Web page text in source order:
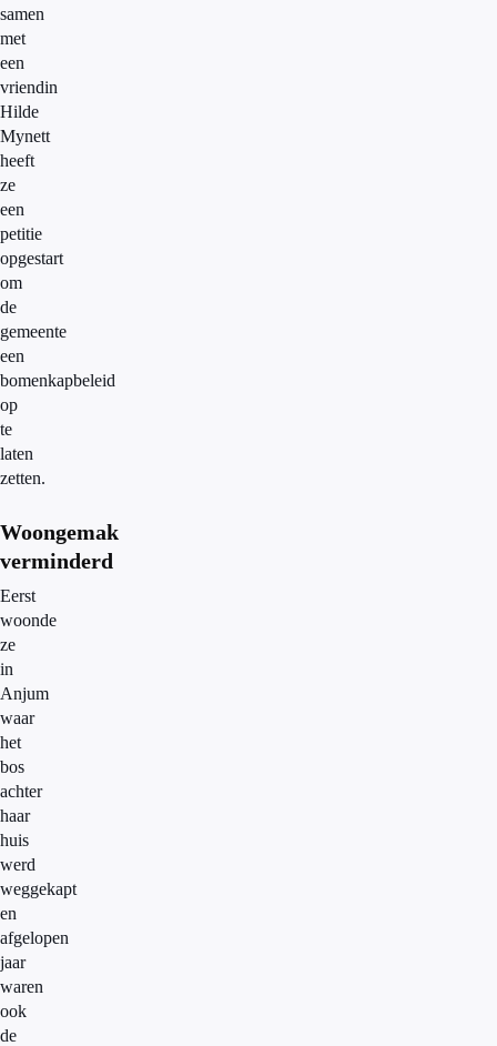
samen
met
een
vriendin
Hilde
Mynett
heeft
ze
een
petitie
opgestart
om
de
gemeente
een
bomenkapbeleid
op
te
laten
zetten.
Woongemak
verminderd
Eerst
woonde
ze
in
Anjum
waar
het
bos
achter
haar
huis
werd
weggekapt
en
afgelopen
jaar
waren
ook
de